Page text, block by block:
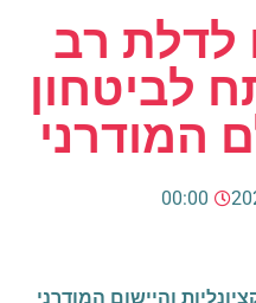
לדלת רב
לביטחון
המודרני
00:00
והיישום המודרני